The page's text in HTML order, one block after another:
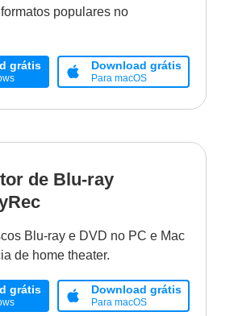
populares no
grátis Download grátis
Para macOS
de Blu-ray
Blu-ray e DVD no PC e Mac
de home theater.
grátis Download grátis
Para macOS